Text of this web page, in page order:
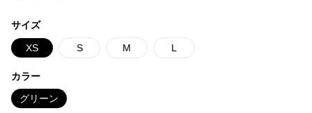
サイズ
XS S M L
カラー
グリーン